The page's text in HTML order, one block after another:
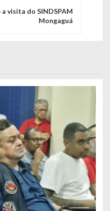
visita do SINDSPAM
Mongaguá